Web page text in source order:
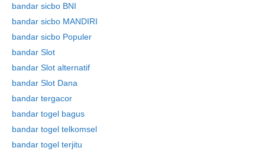
bandar sicbo BNI
bandar sicbo MANDIRI
bandar sicbo Populer
bandar Slot
bandar Slot alternatif
bandar Slot Dana
bandar tergacor
bandar togel bagus
bandar togel telkomsel
bandar togel terjitu